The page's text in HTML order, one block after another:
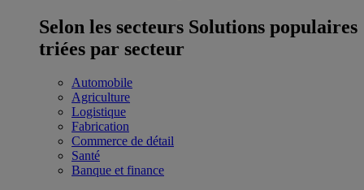
Selon les secteurs Solutions populaires
triées par secteur
Automobile
Agriculture
Logistique
Fabrication
Commerce de détail
Santé
Banque et finance